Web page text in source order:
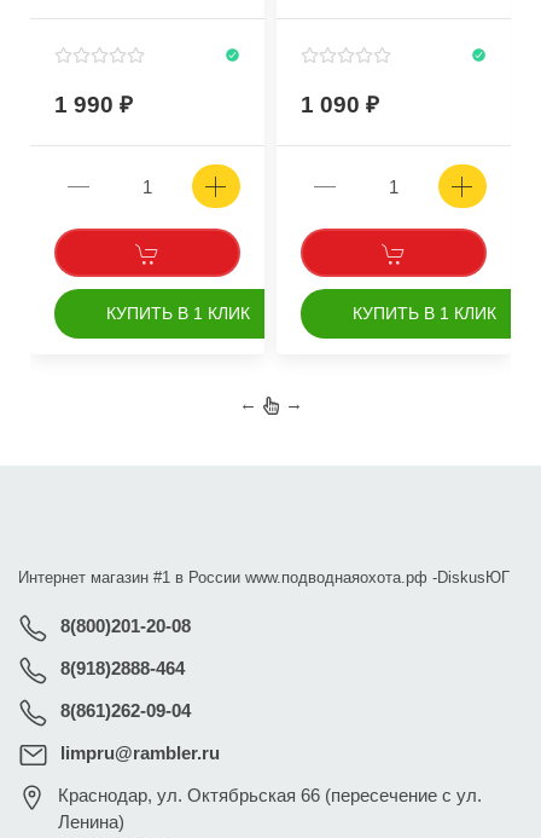
1 990
КУПИТЬ В 1 КЛИК
1 090
КУПИТЬ В 1 КЛИК
← →
Интернет магазин #1 в России www.подводнаяохота.рф -DiskusЮГ
8(800)201-20-08
8(918)2888-464
8(861)262-09-04
limpru@rambler.ru
Краснодар,ул. Октябрьская 66 (пересечение с ул.
Ленина)